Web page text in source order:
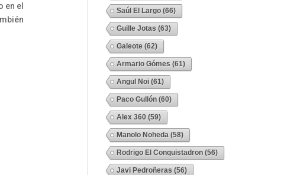
en el
Saúl El Largo (66)
Guille Jotas (63)
Galeote (62)
Armario Gómes (61)
Angul Noi (61)
Paco Gullón (60)
Alex 360 (59)
Manolo Noheda (58)
Rodrigo El Conquistadron (56)
Javi Pedroñeras (56)